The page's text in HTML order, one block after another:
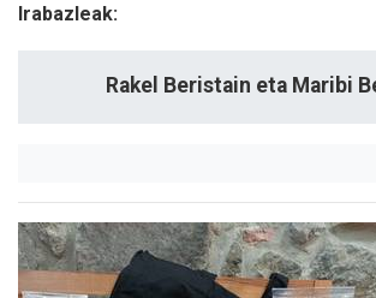
Irabazleak:
Rakel Beristain eta Maribi